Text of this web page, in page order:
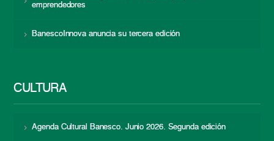
emprendedores
BanescoInnova anuncia su tercera edición
CULTURA
Agenda Cultural Banesco. Junio 2026. Segunda edición